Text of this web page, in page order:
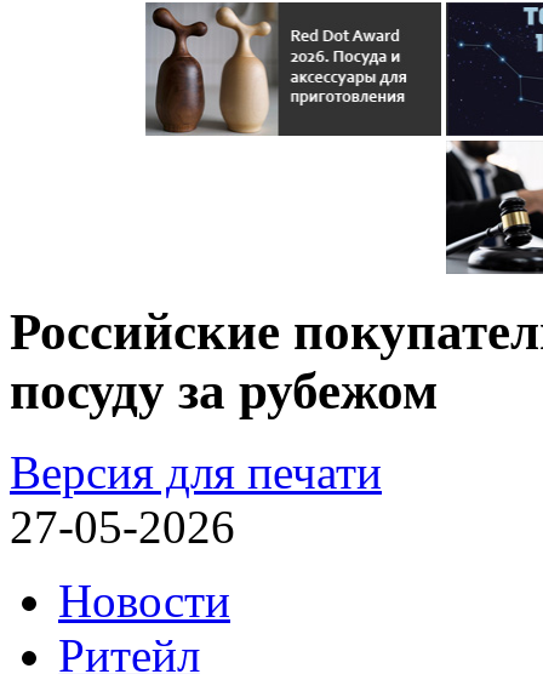
Российские
посуду за рубежом
Версия для печати
27-05-2026
Новости
Ритейл